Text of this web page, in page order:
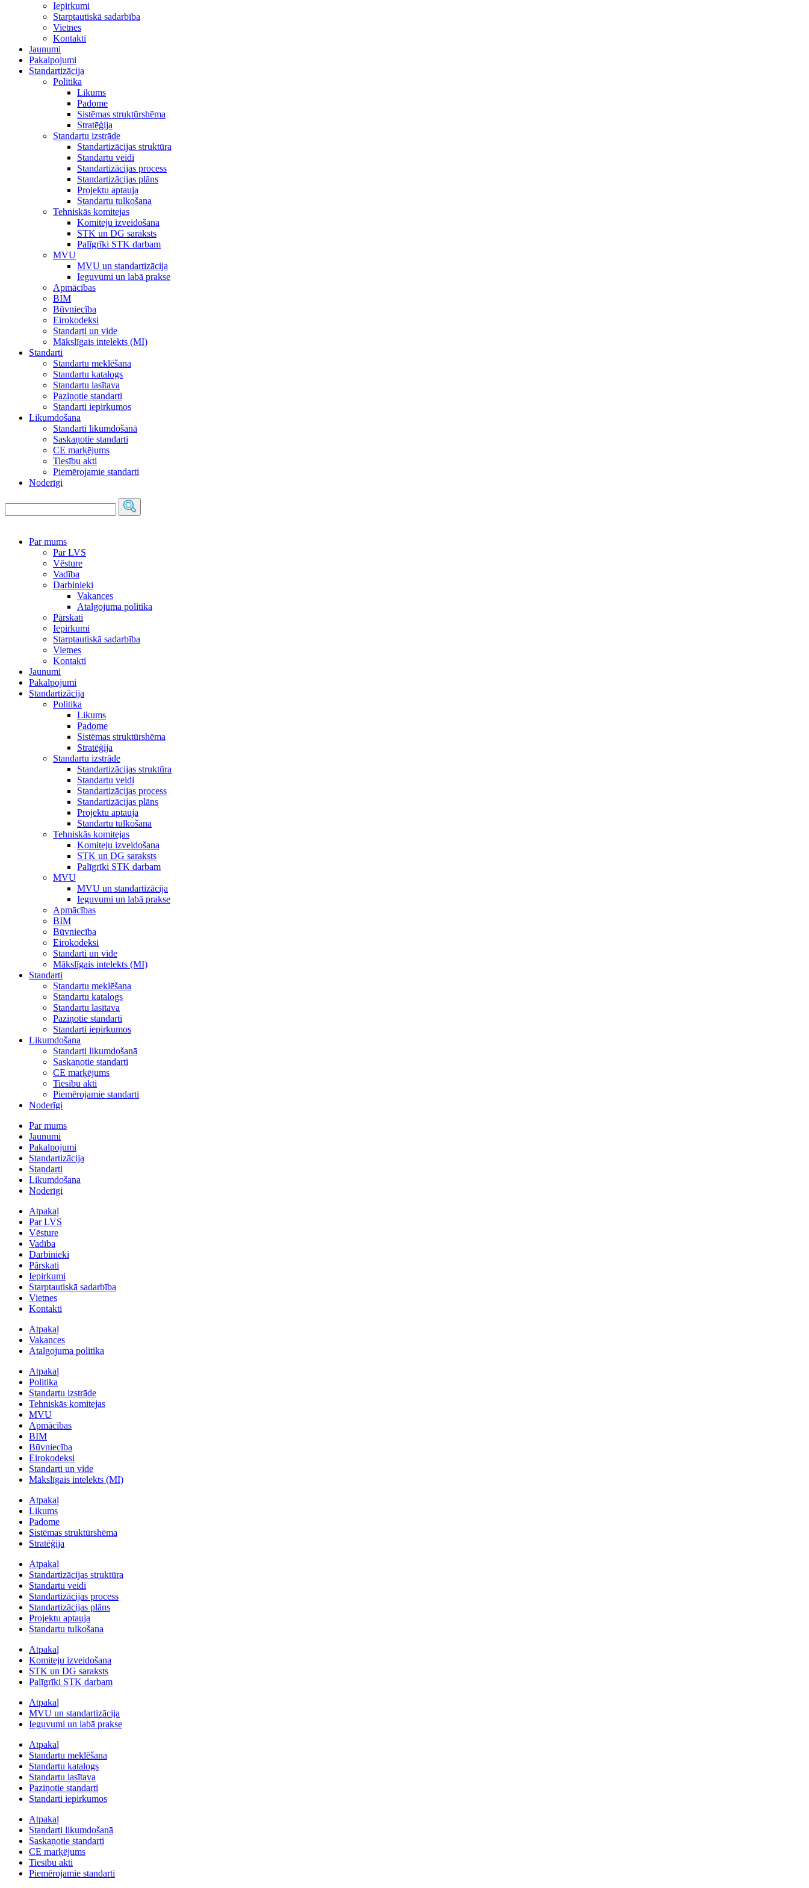
Iepirkumi
Starptautiskā sadarbība
Vietnes
Kontakti
Jaunumi
Pakalpojumi
Standartizācija
Politika
Likums
Padome
Sistēmas struktūrshēma
Stratēģija
Standartu izstrāde
Standartizācijas struktūra
Standartu veidi
Standartizācijas process
Standartizācijas plāns
Projektu aptauja
Standartu tulkošana
Tehniskās komitejas
Komiteju izveidošana
STK un DG saraksts
Palīgrīki STK darbam
MVU
MVU un standartizācija
Ieguvumi un labā prakse
Apmācības
BIM
Būvniecība
Eirokodeksi
Standarti un vide
Mākslīgais intelekts (MI)
Standarti
Standartu meklēšana
Standartu katalogs
Standartu lasītava
Paziņotie standarti
Standarti iepirkumos
Likumdošana
Standarti likumdošanā
Saskaņotie standarti
CE marķējums
Tiesību akti
Piemērojamie standarti
Noderīgi
Par mums
Par LVS
Vēsture
Vadība
Darbinieki
Vakances
Atalgojuma politika
Pārskati
Iepirkumi
Starptautiskā sadarbība
Vietnes
Kontakti
Jaunumi
Pakalpojumi
Standartizācija
Politika
Likums
Padome
Sistēmas struktūrshēma
Stratēģija
Standartu izstrāde
Standartizācijas struktūra
Standartu veidi
Standartizācijas process
Standartizācijas plāns
Projektu aptauja
Standartu tulkošana
Tehniskās komitejas
Komiteju izveidošana
STK un DG saraksts
Palīgrīki STK darbam
MVU
MVU un standartizācija
Ieguvumi un labā prakse
Apmācības
BIM
Būvniecība
Eirokodeksi
Standarti un vide
Mākslīgais intelekts (MI)
Standarti
Standartu meklēšana
Standartu katalogs
Standartu lasītava
Paziņotie standarti
Standarti iepirkumos
Likumdošana
Standarti likumdošanā
Saskaņotie standarti
CE marķējums
Tiesību akti
Piemērojamie standarti
Noderīgi
Par mums
Jaunumi
Pakalpojumi
Standartizācija
Standarti
Likumdošana
Noderīgi
Atpakaļ
Par LVS
Vēsture
Vadība
Darbinieki
Pārskati
Iepirkumi
Starptautiskā sadarbība
Vietnes
Kontakti
Atpakaļ
Vakances
Atalgojuma politika
Atpakaļ
Politika
Standartu izstrāde
Tehniskās komitejas
MVU
Apmācības
BIM
Būvniecība
Eirokodeksi
Standarti un vide
Mākslīgais intelekts (MI)
Atpakaļ
Likums
Padome
Sistēmas struktūrshēma
Stratēģija
Atpakaļ
Standartizācijas struktūra
Standartu veidi
Standartizācijas process
Standartizācijas plāns
Projektu aptauja
Standartu tulkošana
Atpakaļ
Komiteju izveidošana
STK un DG saraksts
Palīgrīki STK darbam
Atpakaļ
MVU un standartizācija
Ieguvumi un labā prakse
Atpakaļ
Standartu meklēšana
Standartu katalogs
Standartu lasītava
Paziņotie standarti
Standarti iepirkumos
Atpakaļ
Standarti likumdošanā
Saskaņotie standarti
CE marķējums
Tiesību akti
Piemērojamie standarti